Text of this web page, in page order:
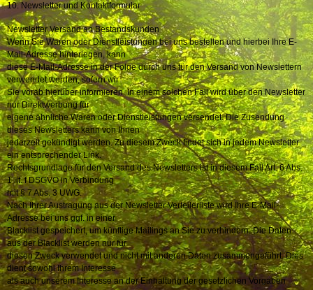
10. Newsletter und Kontaktformular
Newsletter Versand an Bestandskunden
Wenn Sie Waren oder Dienstleistungen bei uns bestellen und hierbei Ihre E-
Mail-Adresse hinterlegen, kann
diese E-Mail-Adresse in der Folge durch uns für den Versand von Newslettern
verwendet werden, sofern wir
Sie vorab hierüber informieren. In einem solchen Fall wird über den Newsletter
nur Direktwerbung für
eigene ähnliche Waren oder Dienstleistungen versendet. Die Zusendung
dieses Newsletters kann von Ihnen
jederzeit gekündigt werden. Zu diesem Zweck findet sich in jedem Newsletter
ein entsprechender Link.
Rechtsgrundlage für den Versand des Newsletters ist in diesem Fall Art. 6 Abs.
1 lit. f DSGVO in Verbindung
mit § 7 Abs. 3 UWG.
Nach Ihrer Austragung aus der Newsletter Verteilerliste wird Ihre E-Mail-
Adresse bei uns ggf. in einer
Blacklist gespeichert, um künftige Mailings an Sie zu verhindern. Die Daten
aus der Blacklist werden nur für
diesen Zweck verwendet und nicht mit anderen Daten zusammengeführt. Dies
dient sowohl Ihrem Interesse
als auch unserem Interesse an der Einhaltung der gesetzlichen Vorgaben